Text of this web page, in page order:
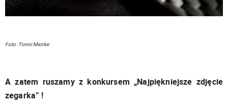
Foto: Tomir Miotke
A zatem ruszamy z konkursem „Najpiękniejsze zdjęcie
zegarka” !